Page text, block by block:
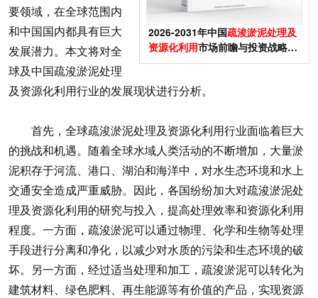
2026-2031年中国疏浚淤泥处理及
资源化利用市场前瞻与投资战略规
划分析报告
要领域，在全球范围内
和中国国内都具有巨大
发展潜力。本文将对全
球及中国疏浚淤泥处理
及资源化利用行业的发展现状进行分析。
首先，全球疏浚淤泥处理及资源化利用行业面临着巨大
的挑战和机遇。随着全球水域人类活动的不断增加，大量淤
泥积存于河流、港口、湖泊和海洋中，对水生态环境和水上
交通安全造成严重威胁。因此，各国纷纷加大对疏浚淤泥处
理及资源化利用的研究与投入，提高处理效率和资源化利用
程度。一方面，疏浚淤泥可以通过物理、化学和生物等处理
手段进行分离和净化，以减少对水质的污染和生态环境的破
坏。另一方面，经过适当处理和加工，疏浚淤泥可以转化为
建筑材料、绿色肥料、再生能源等有价值的产品，实现资源